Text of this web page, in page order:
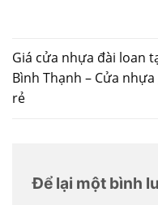
Giá cửa nhựa đài loan
Bình Thạnh – Cửa nhựa
rẻ
Để lại một bình